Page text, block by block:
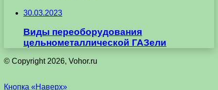
30.03.2023
Виды переоборудования
цельнометаллической ГАЗели
© Copyright 2026, Vohor.ru
Кнопка «Наверх»